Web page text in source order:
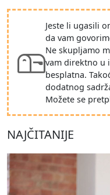
Jeste li ugasili
da vam
Ne skupljamo
vam direktno u
besplatna.
dodatnog
Možete se
NAJČITANIJE